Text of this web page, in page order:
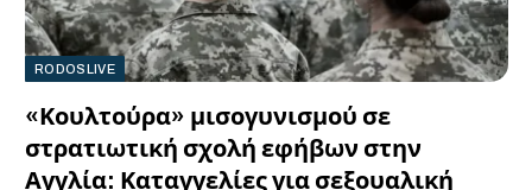
RODOSLIVE
«Κουλτούρα» μισογυνισμού σε
στρατιωτική σχολή εφήβων στην
Αγγλία: Καταγγελίες για σεξουαλική